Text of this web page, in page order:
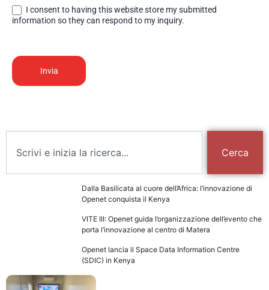
I consent to having this website store my submitted
information so they can respond to my inquiry.
Invia
Cerca
Dalla Basilicata al cuore dell’Africa: l’innovazione di
Openet conquista il Kenya
VITE III: Openet guida l’organizzazione dell’evento che
porta l’innovazione al centro di Matera
Openet lancia il Space Data Information Centre
(SDIC) in Kenya